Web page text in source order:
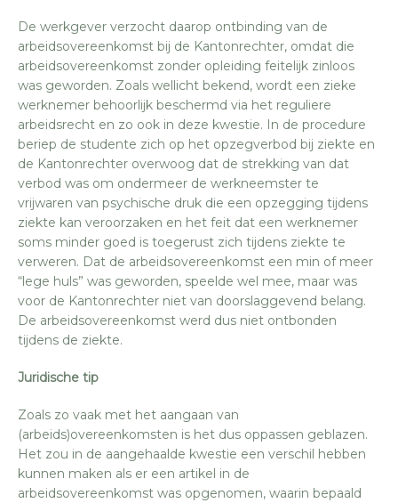
De werkgever verzocht daarop ontbinding van de
arbeidsovereenkomst bij de Kantonrechter, omdat die
arbeidsovereenkomst zonder opleiding feitelijk zinloos
was geworden. Zoals wellicht bekend, wordt een zieke
werknemer behoorlijk beschermd via het reguliere
arbeidsrecht en zo ook in deze kwestie. In de procedure
beriep de studente zich op het opzegverbod bij ziekte en
de Kantonrechter overwoog dat de strekking van dat
verbod was om ondermeer de werkneemster te
vrijwaren van psychische druk die een opzegging tijdens
ziekte kan veroorzaken en het feit dat een werknemer
soms minder goed is toegerust zich tijdens ziekte te
verweren. Dat de arbeidsovereenkomst een min of meer
“lege huls” was geworden, speelde wel mee, maar was
voor de Kantonrechter niet van doorslaggevend belang.
De arbeidsovereenkomst werd dus niet ontbonden
tijdens de ziekte.
Juridische tip
Zoals zo vaak met het aangaan van
(arbeids)overeenkomsten is het dus oppassen geblazen.
Het zou in de aangehaalde kwestie een verschil hebben
kunnen maken als er een artikel in de
arbeidsovereenkomst was opgenomen, waarin bepaald